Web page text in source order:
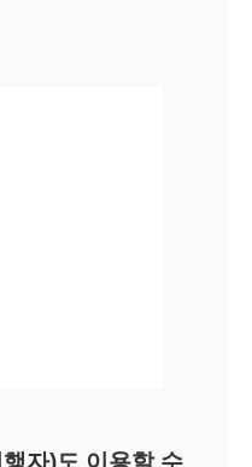
자)도 이용할 수